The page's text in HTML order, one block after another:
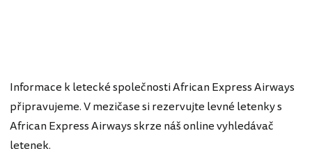
Informace k letecké společnosti African Express Airways
připravujeme. V mezičase si rezervujte levné letenky s
African Express Airways skrze náš online vyhledávač
letenek.